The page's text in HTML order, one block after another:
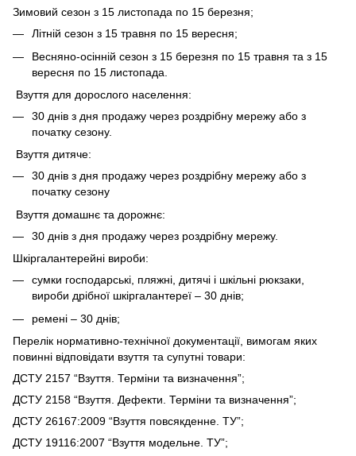
Зимовий сезон з 15 листопада по 15 березня;
Літній сезон з 15 травня по 15 вересня;
Весняно-осінній сезон з 15 березня по 15 травня та з 15
вересня по 15 листопада.
Взуття для дорослого населення:
30 днів з дня продажу через роздрібну мережу або з
початку сезону.
Взуття дитяче:
30 днів з дня продажу через роздрібну мережу або з
початку сезону
Взуття домашнє та дорожнє:
30 днів з дня продажу через роздрібну мережу.
Шкіргалантерейні вироби:
сумки господарські, пляжні, дитячі і шкільні рюкзаки,
вироби дрібної шкіргалантереї – 30 днів;
ремені – 30 днів;
Перелік нормативно-технічної документації, вимогам яких
повинні відповідати взуття та супутні товари:
ДСТУ 2157 “Взуття. Терміни та визначення”;
ДСТУ 2158 “Взуття. Дефекти. Терміни та визначення”;
ДСТУ 26167:2009 “Взуття повсякденне. ТУ”;
ДСТУ 19116:2007 “Взуття модельне. ТУ”;